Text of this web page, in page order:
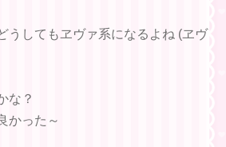
うしてもヱヴァ系になるよね (ヱヴ
な？
かった～